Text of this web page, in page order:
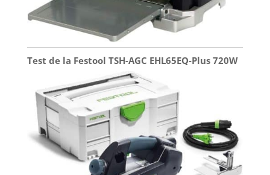
Test de la Festool TSH-AGC EHL65EQ-Plus 720W